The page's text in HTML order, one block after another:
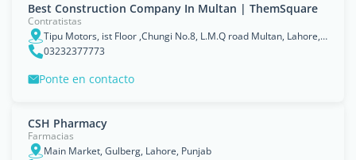
Best Construction Company In Multan | ThemSquare
Contratistas
Tipu Motors, ist Floor ,Chungi No.8, L.M.Q road Multan, Lahore, Punjab
03232377773
Ponte en contacto
CSH Pharmacy
Farmacias
Main Market, Gulberg, Lahore, Punjab